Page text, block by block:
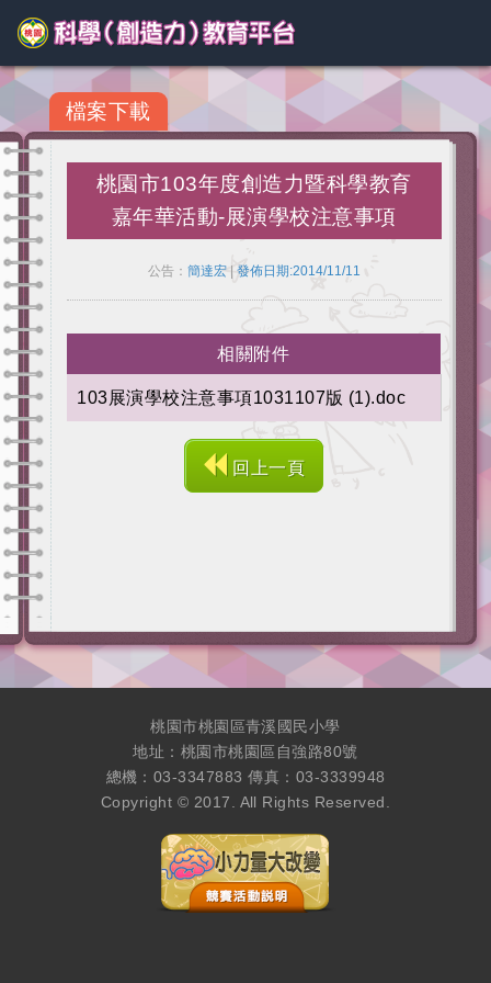
檔案下載
桃園市103年度創造力暨科學教育
嘉年華活動-展演學校注意事項
公告： 簡達宏| 發佈日期:2014/11/11
相關附件
103展演學校注意事項1031107版 (1).doc
回上一頁
桃園市桃園區青溪國民小學
地址：桃園市桃園區自強路80號
總機：03-3347883 傳真：03-3339948
Copyright © 2017. All Rights Reserved.